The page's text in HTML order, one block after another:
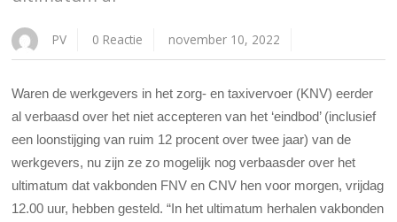
PV 0 Reactie november 10, 2022
Waren de werkgevers in het zorg- en taxivervoer (KNV) eerder
al verbaasd over het niet accepteren van het ‘eindbod’ (inclusief
een loonstijging van ruim 12 procent over twee jaar) van de
werkgevers, nu zijn ze zo mogelijk nog verbaasder over het
ultimatum dat vakbonden FNV en CNV hen voor morgen, vrijdag
12.00 uur, hebben gesteld. “In het ultimatum herhalen vakbonden